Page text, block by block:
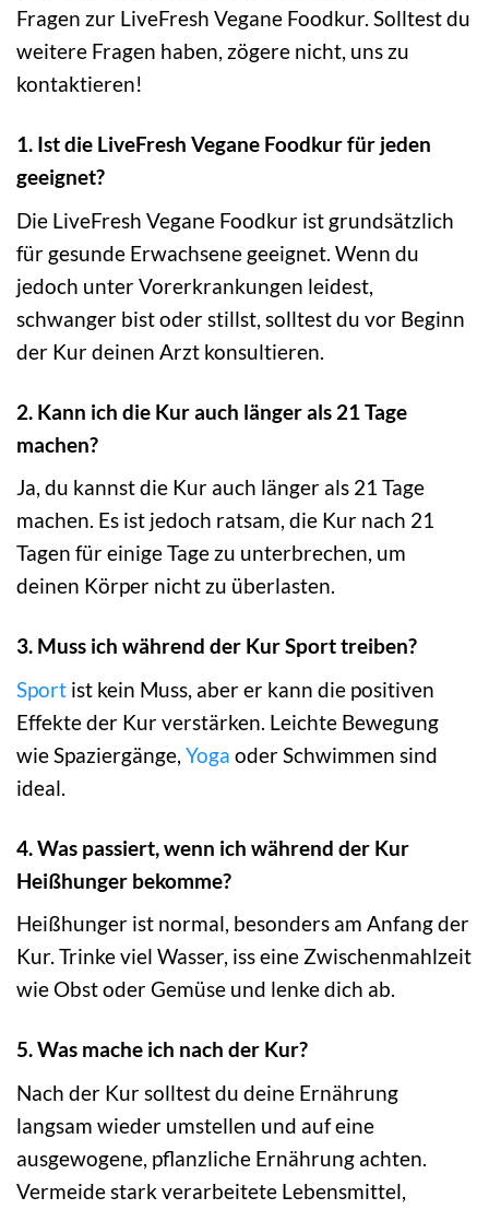
Fragen zur LiveFresh Vegane Foodkur. Solltest du
weitere Fragen haben, zögere nicht, uns zu
kontaktieren!
1. Ist die LiveFresh Vegane Foodkur für jeden
geeignet?
Die LiveFresh Vegane Foodkur ist grundsätzlich
für gesunde Erwachsene geeignet. Wenn du
jedoch unter Vorerkrankungen leidest,
schwanger bist oder stillst, solltest du vor Beginn
der Kur deinen Arzt konsultieren.
2. Kann ich die Kur auch länger als 21 Tage
machen?
Ja, du kannst die Kur auch länger als 21 Tage
machen. Es ist jedoch ratsam, die Kur nach 21
Tagen für einige Tage zu unterbrechen, um
deinen Körper nicht zu überlasten.
3. Muss ich während der Kur Sport treiben?
Sport ist kein Muss, aber er kann die positiven
Effekte der Kur verstärken. Leichte Bewegung
wie Spaziergänge, Yoga oder Schwimmen sind
ideal.
4. Was passiert, wenn ich während der Kur
Heißhunger bekomme?
Heißhunger ist normal, besonders am Anfang der
Kur. Trinke viel Wasser, iss eine Zwischenmahlzeit
wie Obst oder Gemüse und lenke dich ab.
5. Was mache ich nach der Kur?
Nach der Kur solltest du deine Ernährung
langsam wieder umstellen und auf eine
ausgewogene, pflanzliche Ernährung achten.
Vermeide stark verarbeitete Lebensmittel,